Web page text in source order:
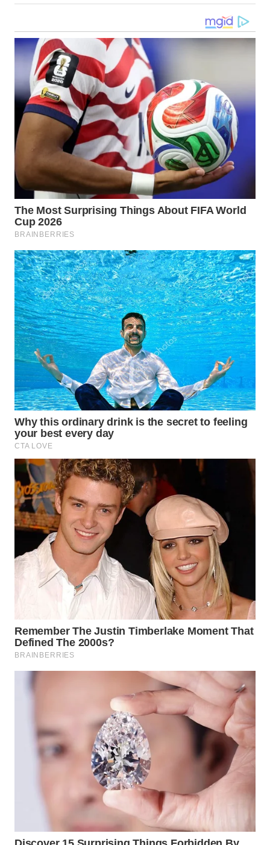
WN
KALSEL
WN
KALTIM
WN
WN
SULUT
WN
MALUKU
WN
MALUT
DAIRI
WN
DANAU
TOBA
WN
NIAS
WN
LANGKAT
WN
TAPANULI
SELATAN
WN
TANJUNG
LESUNG
WN
KARO
SIMALUNGUN
WN
TENGAH